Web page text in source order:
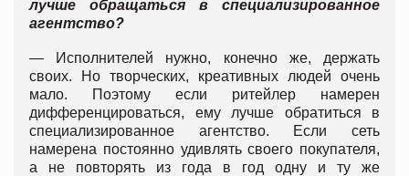
лучше обращаться в специализированное
агентство?
— Исполнителей нужно, конечно же, держать
своих. Но творческих, креативных людей очень
мало. Поэтому если ритейлер намерен
дифференцироваться, ему лучше обратиться в
специализированное агентство. Если сеть
намерена постоянно удивлять своего покупателя,
а не повторять из года в год одну и ту же